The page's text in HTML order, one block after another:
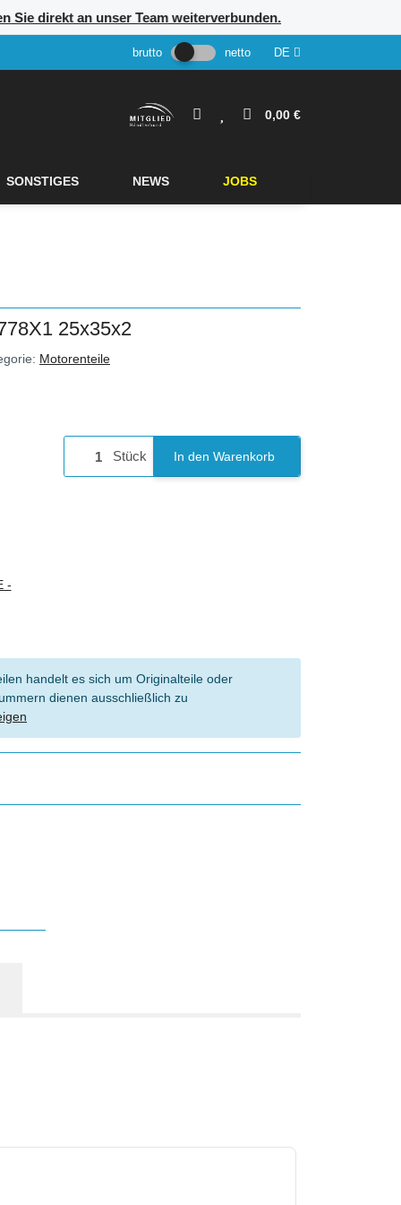
Sie direkt an unser Team weiterverbunden.
brutto netto DE
0,00 €
SONSTIGES NEWS JOBS
25x35x2
Motorenteile
-
Stück In den Warenkorb
handelt es sich um Originalteile oder
dienen ausschließlich zu